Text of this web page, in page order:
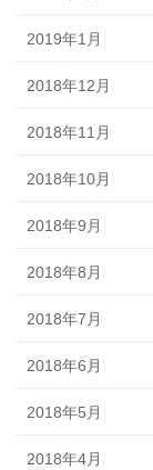
2019年1月
2018年12月
2018年11月
2018年10月
2018年9月
2018年8月
2018年7月
2018年6月
2018年5月
2018年4月